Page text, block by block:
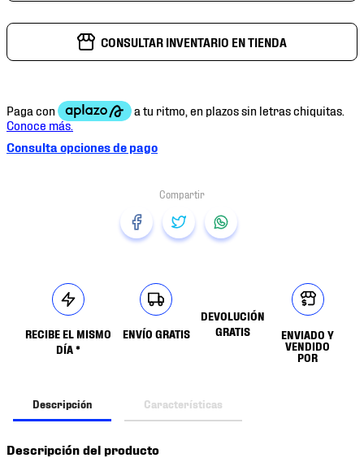
CONSULTAR INVENTARIO EN TIENDA
Consulta opciones de pago
RECIBE EL MISMO
DÍA *
ENVÍO GRATIS
DEVOLUCIÓN
GRATIS
ENVIADO Y
VENDIDO
POR
Descripción Características
Descripción del producto